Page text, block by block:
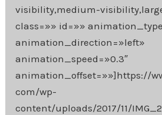
visibility,medium-
class=»» id=»»
animation_direction=»left»
animation_speed=»0.3″
animation_offset=»»]https://
com/wp-
content/uploads/2017/11/